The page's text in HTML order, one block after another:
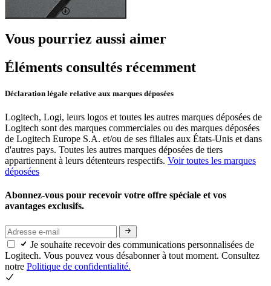
Vous pourriez aussi aimer
Éléments consultés récemment
Déclaration légale relative aux marques déposées
Logitech, Logi, leurs logos et toutes les autres marques déposées de
Logitech sont des marques commerciales ou des marques déposées
de Logitech Europe S.A. et/ou de ses filiales aux États-Unis et dans
d'autres pays. Toutes les autres marques déposées de tiers
appartiennent à leurs détenteurs respectifs. Voir toutes les marques
déposées
Abonnez-vous pour recevoir votre offre spéciale et vos
avantages exclusifs.
Je souhaite recevoir des communications personnalisées de
Logitech. Vous pouvez vous désabonner à tout moment. Consultez
notre Politique de confidentialité.